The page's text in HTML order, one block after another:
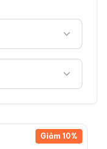
Giảm 10%